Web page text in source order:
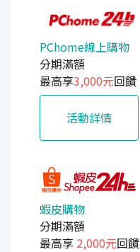
PChome線上購物
分期滿額
最高享3,000元回饋
活動詳情
蝦皮購物
分期滿額
最高享 2,000元回饋